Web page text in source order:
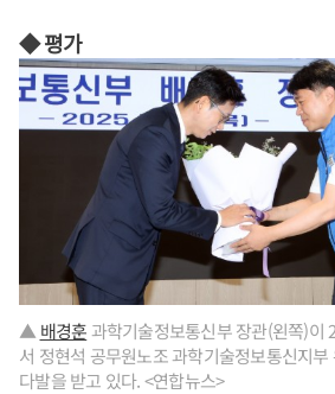
◆ 평가
▲ 배경훈과학기술정보통신부 장관(왼쪽)이
서 정현석 공무원노조 과학기술정보통신지
다발을 받고 있다. <연합뉴스>